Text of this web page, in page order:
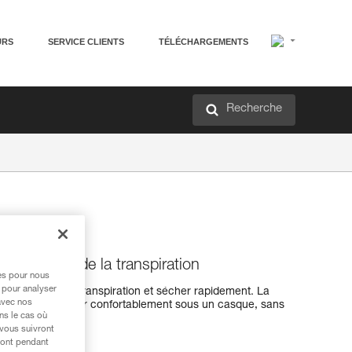
SERVICE CLIENTS TÉLÉCHARGEMENTS
Recherche
de la transpiration
évacuer la transpiration et sécher rapidement. La
de le porter confortablement sous un casque, sans
pour nous
analyser
nos
le cas où
suivront
pendant